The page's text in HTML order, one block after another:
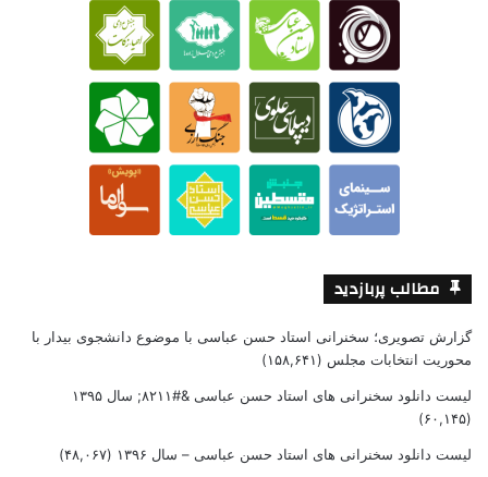
مطالب پربازدید
گزارش تصویری؛ سخنرانی استاد حسن عباسی با موضوع دانشجوی بیدار با
محوریت انتخابات مجلس (۱۵۸,۶۴۱)
لیست دانلود سخنرانی های استاد حسن عباسی &#۸۲۱۱; سال ۱۳۹۵
(۶۰,۱۴۵)
لیست دانلود سخنرانی های استاد حسن عباسی – سال ۱۳۹۶ (۴۸,۰۶۷)